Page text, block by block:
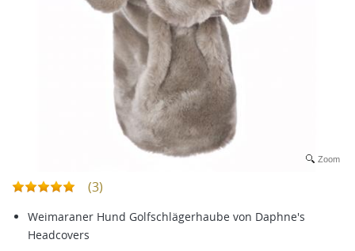
Zoom
(3)
Weimaraner Hund Golfschlägerhaube von Daphne's
Headcovers